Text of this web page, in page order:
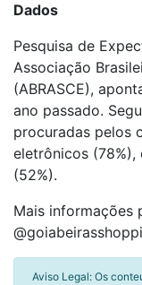
Dados
Pesquisa de
Associação
(ABRASCE),
ano passado.
procuradas pelos
eletrônicos
(52%).
Mais informações
Aviso Legal: Os